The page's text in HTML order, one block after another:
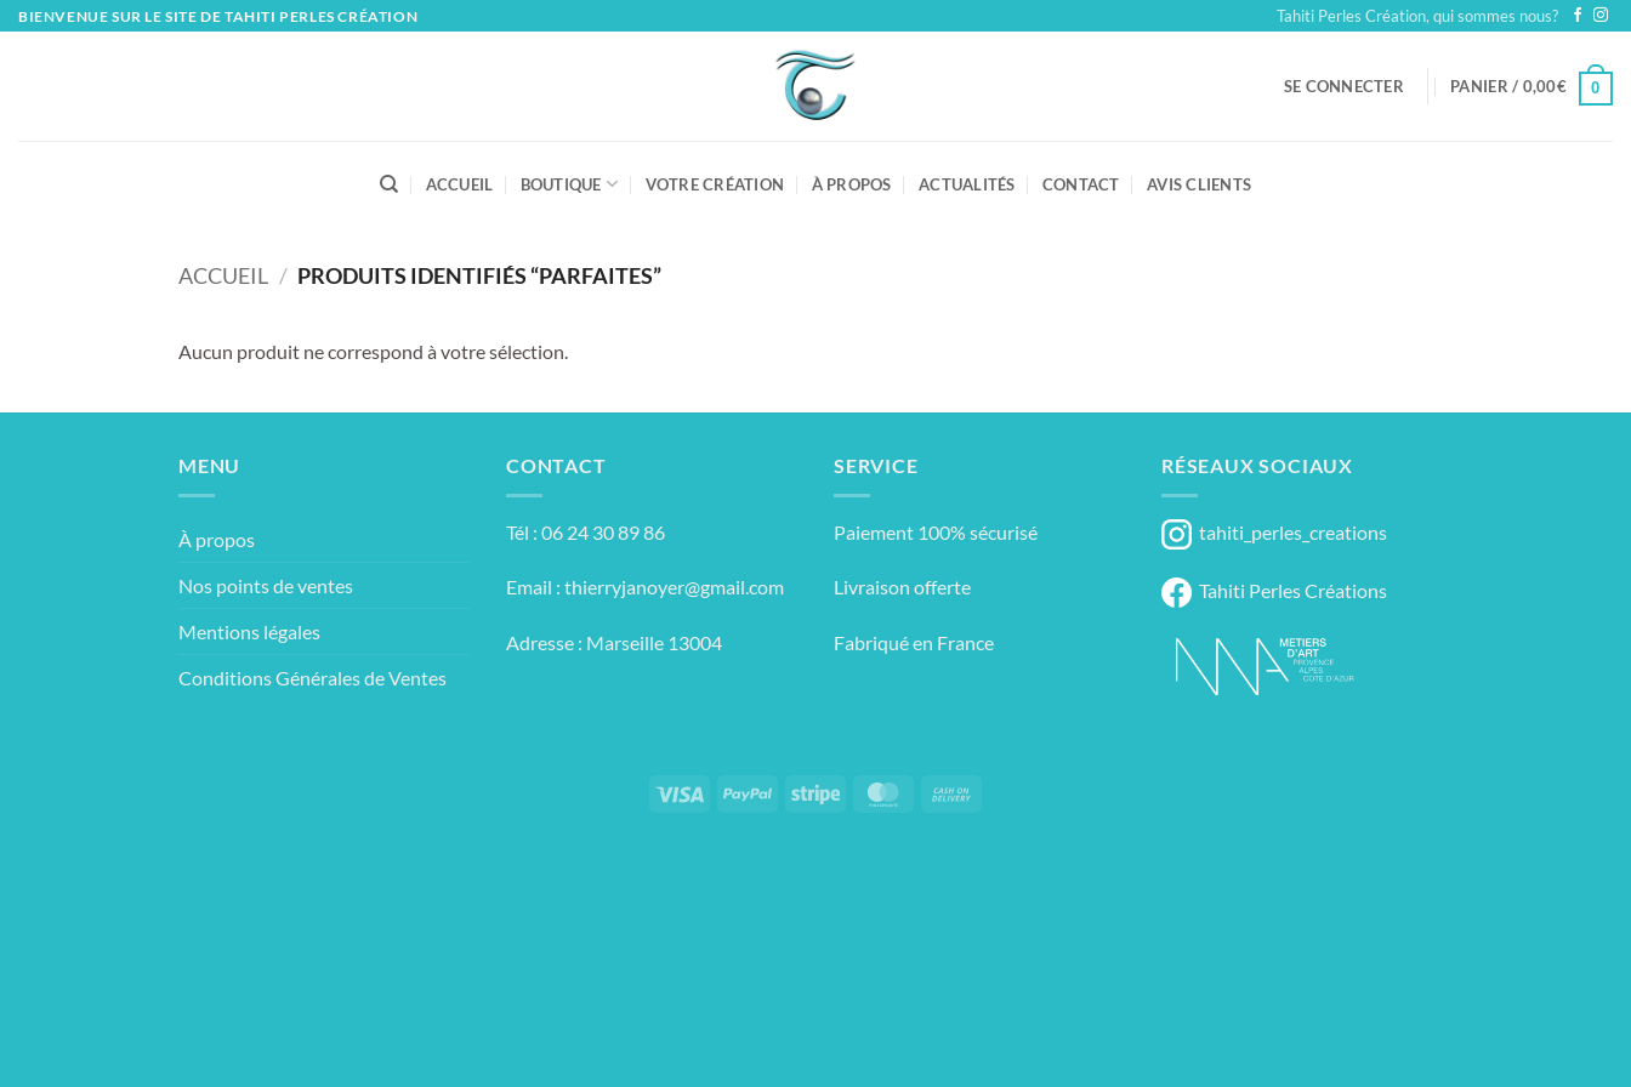
SkipBIENVENUE SUR LE SITE DE TAHITI PERLES CRÉATION Tahiti Perles Création, qui sommes nous?
SE CONNECTER PANIER / 0,00€ 0
ACCUEIL BOUTIQUE VOTRE CRÉATION À PROPOS ACTUALITÉS CONTACT AVIS CLIENTS
ACCUEIL / PRODUITS IDENTIFIÉS “PARFAITES”
Aucun produit ne correspond à votre sélection.
MENU
À propos
Nos points de ventes
Mentions légales
Conditions Générales de Ventes
CONTACT
Tél : 06 24 30 89 86
Email : thierryjanoyer@gmail.com
Adresse : Marseille 13004
SERVICE
Paiement 100% sécurisé
Livraison offerte
Fabriqué en France
RÉSEAUX SOCIAUX
tahiti_perles_creations
Tahiti Perles Créations
Visa PayPal Stripe MasterCard